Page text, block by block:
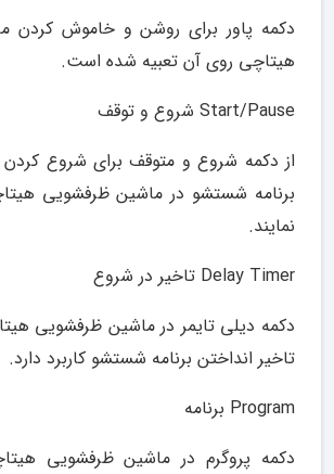
دکمه پاور برای روشن و خاموش کردن
هیتاچی روی آن تعبیه شده است.
Start/Pause شروع و توقف
از دکمه شروع و متوقف برای شروع
برنامه شستشو در ماشین ظرفشویی
نمایند.
Delay Timer تاخیر در شروع
دکمه دیلی تایمر در ماشین ظرفشویی
تاخیر انداختن برنامه شستشو کاربرد دارد.
Program برنامه
دکمه پروگرم در ماشین ظرفشویی